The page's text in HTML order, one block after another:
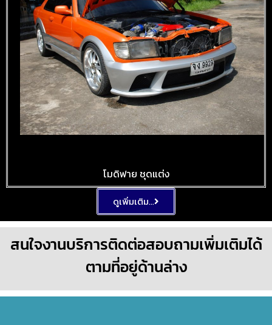
โมดิฟาย ชุดแต่ง
ดูเพิ่มเติม...
สนใจงานบริการติดต่อสอบถามเพิ่มเติมได้
ตามที่อยู่ด้านล่าง